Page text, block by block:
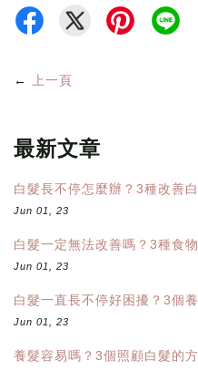
← 上一頁
最新文章
白髮長不停怎麼辦？3種改善
Jun 01, 23
白髮一定無法改善嗎？3種食
Jun 01, 23
白髮一直長不停好困擾？3個
Jun 01, 23
養髮容易嗎？3個照顧白髮的方